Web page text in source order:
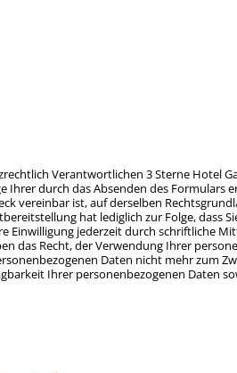
Verantwortlichen 3 Sterne Hotel
durch das Absenden des Formulars
vereinbar ist, auf derselben
hat lediglich zur Folge, dass
Einwilligung jederzeit durch schriftliche
das Recht, der Verwendung Ihrer
Daten nicht mehr zum
Ihrer personenbezogenen Daten